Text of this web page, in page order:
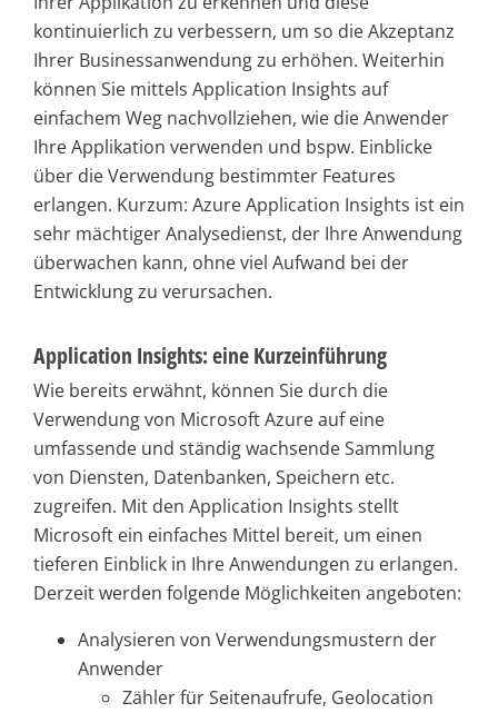
kontinuierlich zu verbessern, um so die Akzeptanz
Ihrer Businessanwendung zu erhöhen. Weiterhin
können Sie mittels Application Insights auf
einfachem Weg nachvollziehen, wie die Anwender
Ihre Applikation verwenden und bspw. Einblicke
über die Verwendung bestimmter Features
erlangen. Kurzum: Azure Application Insights ist ein
sehr mächtiger Analysedienst, der Ihre Anwendung
überwachen kann, ohne viel Aufwand bei der
Entwicklung zu verursachen.
Application Insights: eine Kurzeinführung
Wie bereits erwähnt, können Sie durch die
Verwendung von Microsoft Azure auf eine
umfassende und ständig wachsende Sammlung
von Diensten, Datenbanken, Speichern etc.
zugreifen. Mit den Application Insights stellt
Microsoft ein einfaches Mittel bereit, um einen
tieferen Einblick in Ihre Anwendungen zu erlangen.
Derzeit werden folgende Möglichkeiten angeboten:
Analysieren von Verwendungsmustern der
Anwender
Zähler für Seitenaufrufe, Geolocation